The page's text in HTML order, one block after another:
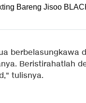
Bareng Jisoo
berbelasungkawa
Beristirahatlah
tulisnya.